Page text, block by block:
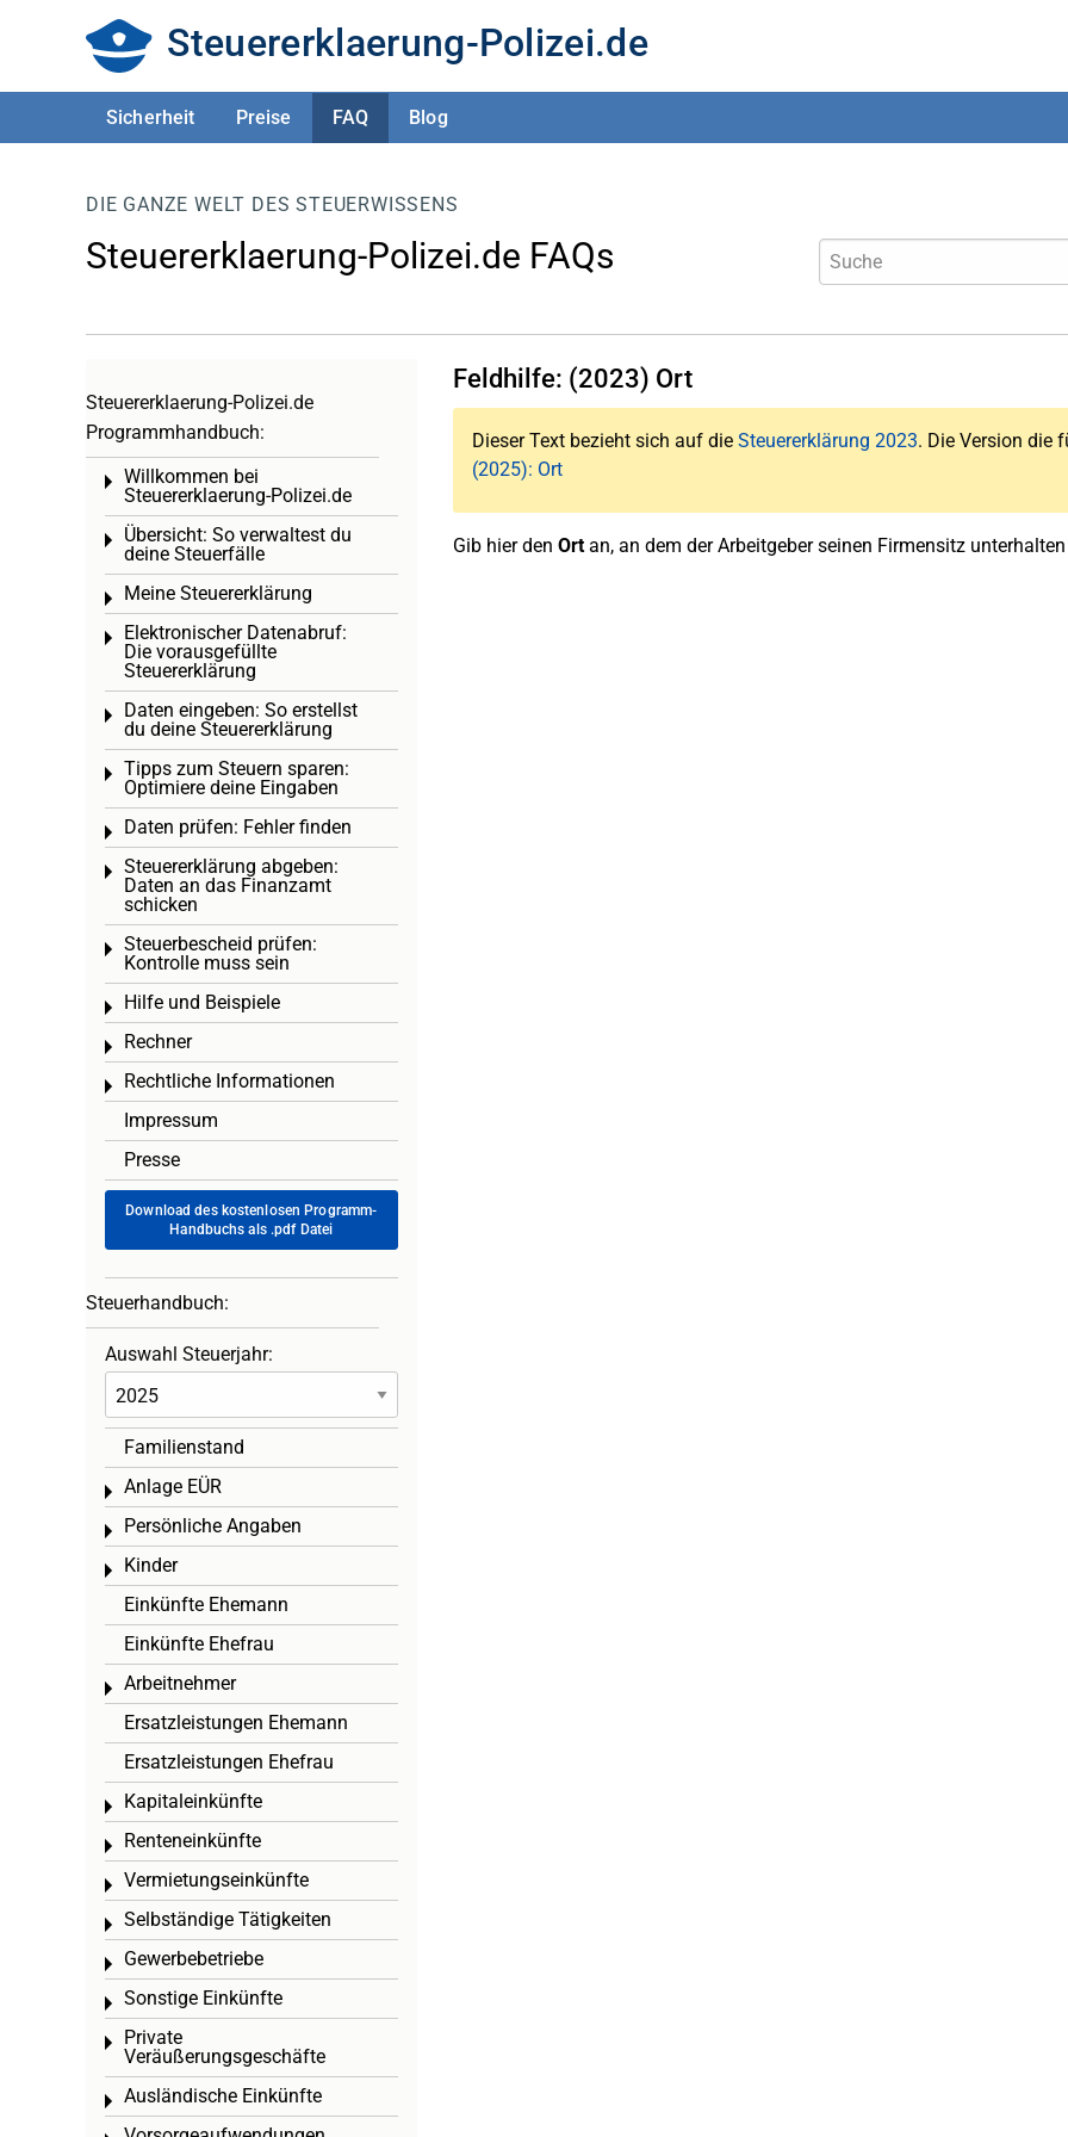
Steuererklaerung-Polizei.de
Sicherheit Preise FAQ Blog
DIE GANZE WELT DES STEUERWISSENS
Steuererklaerung-Polizei.de FAQs
Feldhilfe: (2023) Ort
Dieser Text bezieht sich auf die Steuererklärung 2023. Die Version die
(2025): Ort
Gib hier den Ortan, an dem der Arbeitgeber seinen Firmensitz
Steuererklaerung-Polizei.de
Programmhandbuch:
Willkommen bei
Steuererklaerung-Polizei.de
Toggle menu
Übersicht: So verwaltest du
deine Steuerfälle
Toggle menu
Meine Steuererklärung
Toggle menu
Elektronischer Datenabruf:
Die vorausgefüllte
Steuererklärung
Toggle menu
Daten eingeben: So erstellst
du deine Steuererklärung
Toggle menu
Tipps zum Steuern sparen:
Optimiere deine Eingaben
Toggle menu
Daten prüfen: Fehler finden
Toggle menu
Steuererklärung abgeben:
Daten an das Finanzamt
schicken
Toggle menu
Steuerbescheid prüfen:
Kontrolle muss sein
Toggle menu
Hilfe und Beispiele
Toggle menu
Rechner
Toggle menu
Rechtliche Informationen
Toggle menu
Impressum
Presse
Download des kostenlosen Programm-
Handbuchs als .pdf Datei
Steuerhandbuch:
Auswahl Steuerjahr:
Familienstand
Anlage EÜR
Toggle menu
Persönliche Angaben
Toggle menu
Kinder
Toggle menu
Einkünfte Ehemann
Einkünfte Ehefrau
Arbeitnehmer
Toggle menu
Ersatzleistungen Ehemann
Ersatzleistungen Ehefrau
Kapitaleinkünfte
Toggle menu
Renteneinkünfte
Toggle menu
Vermietungseinkünfte
Toggle menu
Selbständige Tätigkeiten
Toggle menu
Gewerbebetriebe
Toggle menu
Sonstige Einkünfte
Toggle menu
Private
Veräußerungsgeschäfte
Toggle menu
Ausländische Einkünfte
Toggle menu